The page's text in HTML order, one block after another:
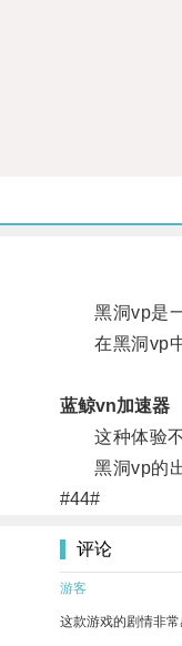
黑洞vp是一
在黑洞vp中
蓝鲸vn加速器
这种体验不
黑洞vp的出
#44#
评论
游客
这款游戏的剧情非常